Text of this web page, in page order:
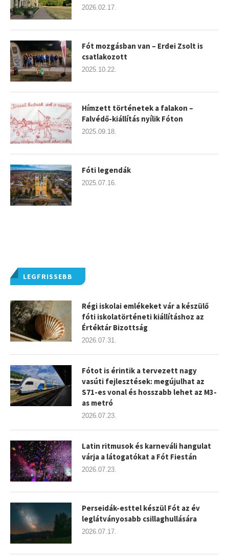
LEGFRISSEBB
Régi iskolai emlékeket vár a készülő
fóti iskolatörténeti kiállításhoz az
Értéktár Bizottság
2026.07.31.
Fótot is érintik a tervezett nagy
vasúti fejlesztések: megújulhat az
S71-es vonal és hosszabb lehet az M3-
as metró
2026.07.23.
Latin ritmusok és karneváli hangulat
várja a látogatókat a Fót Fiestán
2026.07.23.
Perseidák-esttel készül Fót az év
leglátványosabb csillaghullására
2026.07.17.
2026.02.17.
Fót mozgásban van – Erdei Zsolt is
csatlakozott
2025.10.22.
Hímzett történetek a falakon –
Falvédő-kiállítás nyílik Fóton
2025.09.18.
Fóti legendák
2025.07.16.